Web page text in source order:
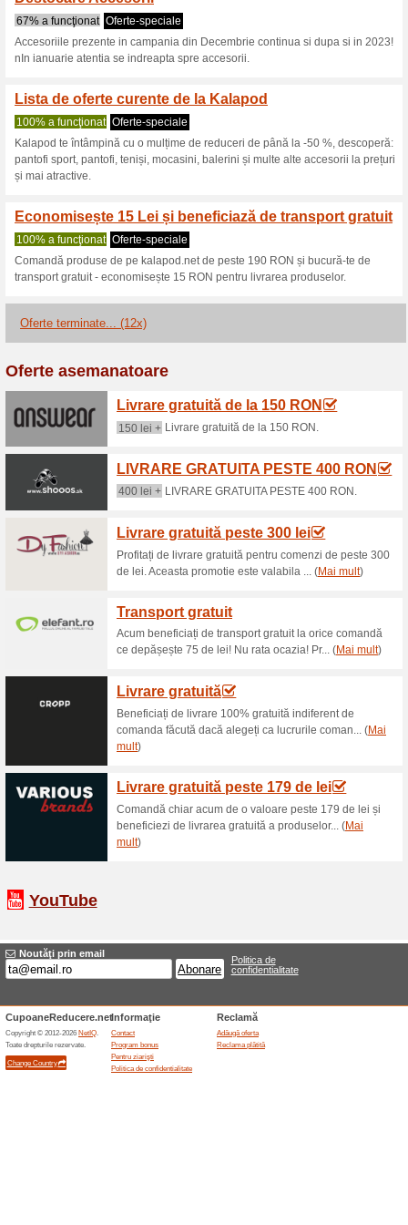
Reduceri şi ocazii
Cod Reducere
100% a funcţionat Cupon
Cod Reducere Kalapod -10
reducere Kalapod.
Livrare gratuită peste
90% a funcţionat Oferte-
Profitați de livrare gratuită
promotie este valabila
poate cumula si cu alte
Înregistrează-te la
88% a funcţionat
Pentru a plasa mai ușor
o listă de preferințe este
Avalansa Reducerilor
60% a funcţionat
Reducerile continua si dupa